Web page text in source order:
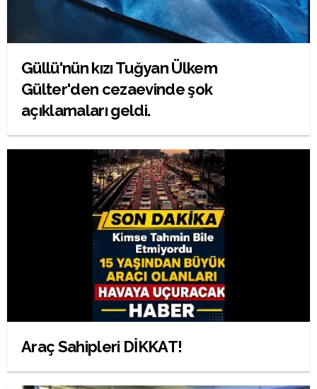
Güllü'nün kızı Tuğyan Ülkem
Gülter'den cezaevinde şok
açıklamaları geldi.
Araç Sahipleri DİKKAT!